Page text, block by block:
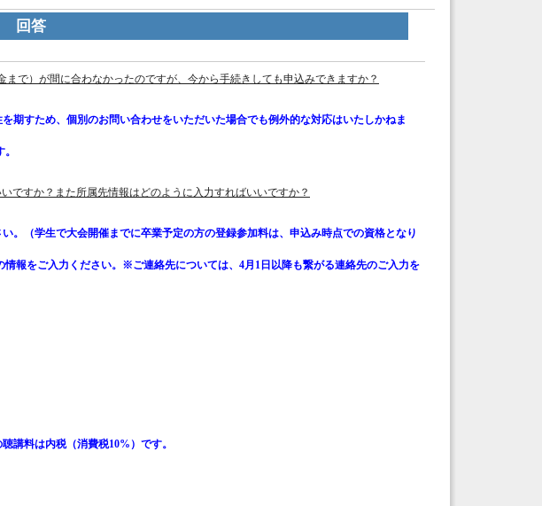
回答
で）が間に合わなかったのですが、今から手続きしても申込みできますか？
期すため、個別のお問い合わせをいただいた場合でも例外的な対応はいたしかねま
ですか？また所属先情報はどのように入力すればいいですか？
。（学生で大会開催までに卒業予定の方の登録参加料は、申込み時点での資格となり
報をご入力ください。※ご連絡先については、4月1日以降も繋がる連絡先のご入力を
講料は内税（消費税10%）です。